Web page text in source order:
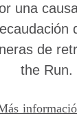
una
de
the Run.